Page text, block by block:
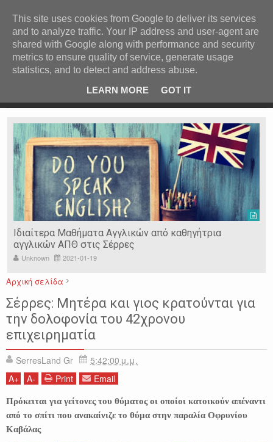
Σέρρες: Θανατηφόρο τροχαίο με θύμα νεαρό
Ιδιαίτερα Μαθήματα Αγγλικών από καθηγήτρια
αγγλικών ΑΠΘ στις Σέρρες
Unknown 2021-01-19
Αρχική σελίδα
ΑΣΤΥΝΟΜΙΚΑ
ΕΙΔΗΣΕΙΣ ΕΛΛΑΔΑ ΠΑΡΑΛΙΑ ΟΦΡΥΝΙΟΥ
Σέρρες: Μητέρα και γιος κρατούνται για
την δολοφονία του 42χρονου
επιχειρηματία
SerresLand Gr
5:42:00 μ.μ.
A+ A- Print Email
Πρόκειται για γείτονες του θύματος οι οποίοι κατοικούν απέναντι
από το σπίτι που ανακαίνιζε το θύμα στην παραλία Οφρυνίου
Καβάλας
ΚΕΝΤΡΙΚΗ ΑΝΑ ΚΑΤΗΓΟΡΙΑ
ΕΙΔΗΣΕΙΣ ΑΝΑ ΠΕΡΙΟΧΗ
ΠΡΟΣΦΑΤΑ ΝΕΑ
Ν. ΣΕΡΡΩΝ Η ΓΗ ΜΑΣ
ΤΥΧΑΙΕΣ ΑΝΑΡΤΗΣΕΙΣ/ΑΡΘΡΑ
Serres Racing Circuit
Panserraikos FC
Ikaroi B.C.
This site uses cookies from Google to deliver its services
and to analyze traffic. Your IP address and user-agent are
shared with Google along with performance and security
metrics to ensure quality of service, generate usage
statistics, and to detect and address abuse.
LEARN MORE
GOT IT